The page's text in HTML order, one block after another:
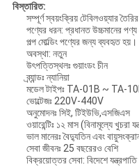
বিস্তারিত:
সম্পূর্ণ স্বয়ংক্রিয় টেবিলওয়্যার
পণ্যের ধরন: প্রধানত উচ্চমানের
পল্প মোল্ডিং পণ্যের জন্য ব্যবহৃত হয়।
অবস্থা: নতুন
উৎপত্তিস্থলঃ গুয়াংডং চীন
ব্র্যান্ডঃ ন্যানিয়া
মডেল টাইপঃ TA-01B ~ TA-10B
ভোল্টেজঃ 220V-440V
অনুমোদনঃ সিই, টিইউভি,এসজিএস
ওয়ারেন্টিঃ ১২ মাস (বিনামূল্যে খুচরা
ভাল মানেরঃ বৈদ্যুতিন এবং
সেবা জীবনঃ 25 বছরেরও বেশি
বিক্রয়োত্তর সেবা: বিদেশে